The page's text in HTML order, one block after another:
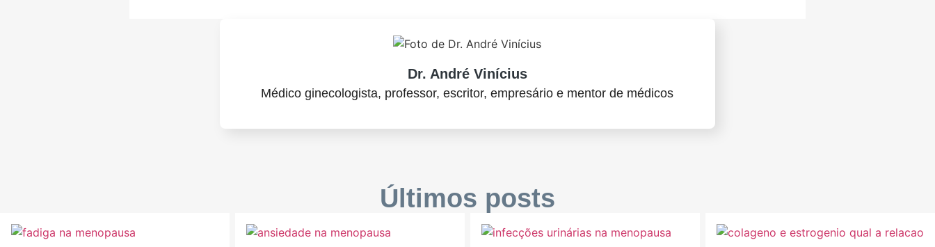
Dr. André Vinícius
Médico ginecologista, professor, escritor, empresário e mentor de médicos
Últimos posts